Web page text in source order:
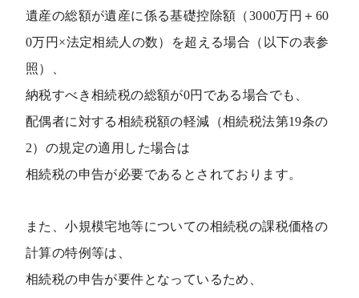
会計
遺産の総額が遺産に係る基礎控除額（3000万円＋60
0万円×法定相続人の数）を超える場合（以下の表参
照）、
納税すべき相続税の総額が0円である場合でも、
配偶者に対する相続税額の軽減（相続税法第19条の
2）の規定の適用した場合は
相続税の申告が必要であるとされております。
また、小規模宅地等についての相続税の課税価格の
計算の特例等は、
相続税の申告が要件となっているため、